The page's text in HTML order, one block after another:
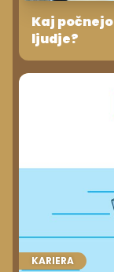
Kaj
ljudje?
KARIERA